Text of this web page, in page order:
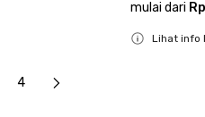
mulai dari
Lihat info
4